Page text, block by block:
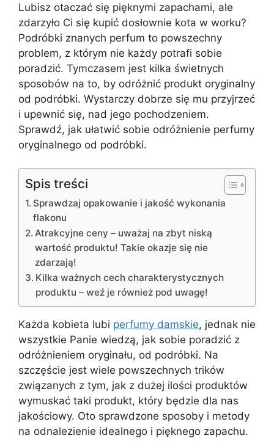
Lubisz otaczać się pięknymi zapachami, ale
zdarzyło Ci się kupić dosłownie kota w worku?
Podróbki znanych perfum to powszechny
problem, z którym nie każdy potrafi sobie
poradzić. Tymczasem jest kilka świetnych
sposobów na to, by odróżnić produkt oryginalny
od podróbki. Wystarczy dobrze się mu przyjrzeć
i upewnić się, nad jego pochodzeniem.
Sprawdź, jak ułatwić sobie odróżnienie perfumy
oryginalnego od podróbki.
Spis treści
Sprawdzaj opakowanie i jakość wykonania
flakonu
Atrakcyjne ceny – uważaj na zbyt niską
wartość produktu! Takie okazje się nie
zdarzają!
Kilka ważnych cech charakterystycznych
produktu – weź je również pod uwagę!
Każda kobieta lubi perfumy damskie, jednak nie
wszystkie Panie wiedzą, jak sobie poradzić z
odróżnieniem oryginału, od podróbki. Na
szczęście jest wiele powszechnych trików
związanych z tym, jak z dużej ilości produktów
wymuskać taki produkt, który będzie dla nas
jakościowy. Oto sprawdzone sposoby i metody
na odnalezienie idealnego i pięknego zapachu.